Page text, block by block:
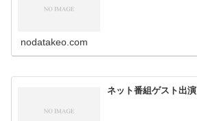
nodatakeo.com
ネット番組ゲスト出演